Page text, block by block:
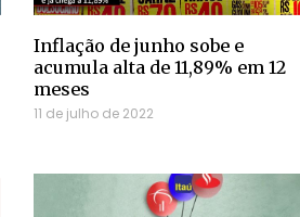
Inflação de junho sobe e
acumula alta de 11,89% em 12
meses
11 de julho de 2022